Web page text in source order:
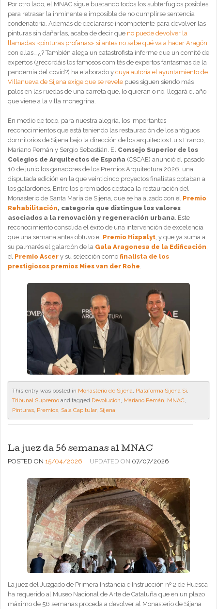
Por otro lado, el MNAC sigue buscando todos los subterfugios posibles
para retrasar la inminente e imposible de no cumplirse sentencia
condenatoria. Además de declararse incompetente para devolver las
pinturas sin dañarlas, acaba de decir que no puede devolver la
llamadas «pinturas profanas» si antes no sabe qué va a hacer Aragón
con ellas… ¿? También alega un catastrofista informe que un comité de
expertos (¿recordáis los famosos comités de expertos fantasmas de la
pandemia del covid?) ha elaborado y cuya autoría el ayuntamiento de
Villanueva de Sijena exige que se revele pues siguen siendo más
palos en las ruedas de una carreta que, lo quieran o no, llegará el año
que viene a la villa monegrina.
En medio de todo, para nuestra alegría, los importantes
reconocimientos que está teniendo las restauración de los antiguos
dormitorios de Sijena bajo la dirección de los arquitectos Luis Franco,
Mariano Pemán y Sergio Sebastián. El Consejo Superior de los
Colegios de Arquitectos de España (CSCAE) anunció el pasado
10 de junio los ganadores de los Premios Arquitectura 2026, una
disputada edición en la que veinticinco proyectos finalistas optaban a
los galardones. Entre los premiados destaca la restauración del
Monasterio de Santa María de Sijena, que se ha alzado con el Premio
Rehabilitación, categoría que distingue los valores
asociados a la renovación y regeneración urbana. Este
reconocimiento consolida el éxito de una intervención de excelencia
que una semana antes obtuvo el Premio Hispalyt, y que ya suma a
su palmarés el galardón de la Gala Aragonesa de la Edificación,
el Premio Ascer y su selección como finalista de los
prestigiosos premios Mies van der Rohe.
This entry was posted in Monasterio de Sijena, Plataforma Sijena Sí,
Tribunal Supremo and tagged Devolución, Mariano Pemán, MNAC,
Pinturas, Premios, Sala Capitular, Sijena.
La juez da 56 semanas al MNAC
POSTED ON 15/04/2026 UPDATED ON 07/07/2026
La juez del Juzgado de Primera Instancia e Instrucción nº 2 de Huesca
ha requerido al Museo Nacional de Arte de Cataluña que en un plazo
máximo de 56 semanas proceda a devolver al Monasterio de Sijena